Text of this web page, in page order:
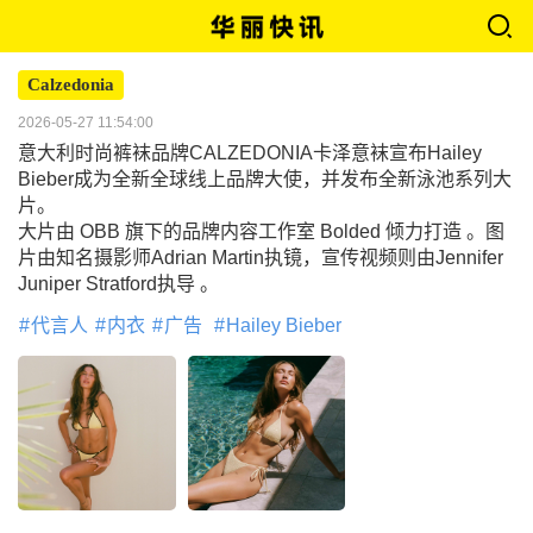
Calzedonia
2026-05-27 11:54:00
意大利时尚裤袜品牌CALZEDONIA卡泽意袜宣布Hailey
Bieber成为全新全球线上品牌大使，并发布全新泳池系列大
片。
大片由 OBB 旗下的品牌内容工作室 Bolded 倾力打造 。图
片由知名摄影师Adrian Martin执镜，宣传视频则由Jennifer
Juniper Stratford执导 。
代言人 内衣 广告 Hailey Bieber